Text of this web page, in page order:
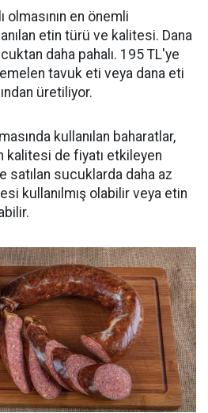
olmasının en önemli
etin türü ve kalitesi. Dana
daha pahalı. 195 TL'ye
tavuk eti veya dana eti
üretiliyor.
kullanılan baharatlar,
kalitesi de fiyatı etkileyen
satılan sucuklarda daha az
kullanılmış olabilir veya etin